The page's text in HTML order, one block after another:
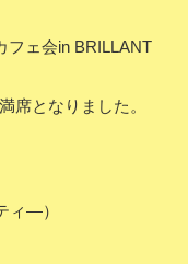
フェ会in BRILLANT
席となりました。
ィ―）